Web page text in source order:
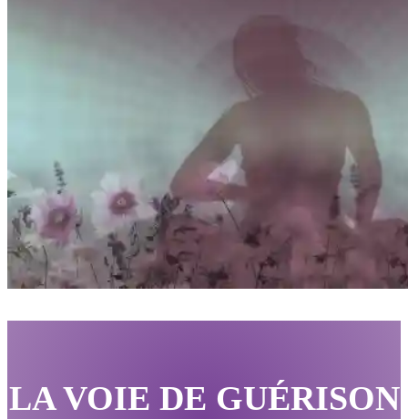
LA VOIE DE GUÉRISON